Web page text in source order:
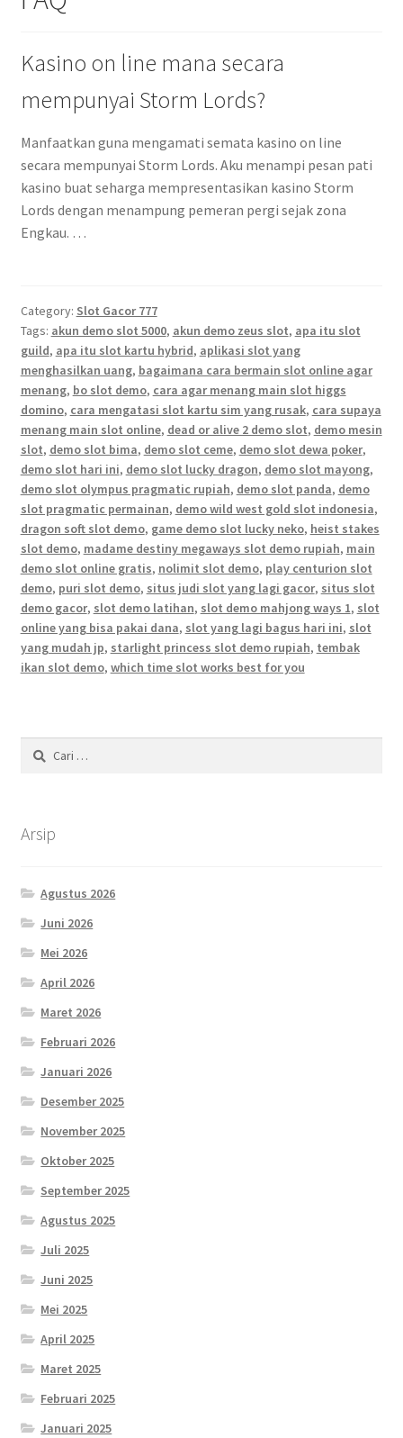
Kasino on line mana secara
mempunyai Storm Lords?
Manfaatkan guna mengamati semata kasino on line
secara mempunyai Storm Lords. Aku menampi pesan pati
kasino buat seharga mempresentasikan kasino Storm
Lords dengan menampung pemeran pergi sejak zona
Engkau. …
Category: Slot Gacor 777
Tags: akun demo slot 5000, akun demo zeus slot, apa itu slot
guild, apa itu slot kartu hybrid, aplikasi slot yang
menghasilkan uang, bagaimana cara bermain slot online agar
menang, bo slot demo, cara agar menang main slot higgs
domino, cara mengatasi slot kartu sim yang rusak, cara supaya
menang main slot online, dead or alive 2 demo slot, demo mesin
slot, demo slot bima, demo slot ceme, demo slot dewa poker,
demo slot hari ini, demo slot lucky dragon, demo slot mayong,
demo slot olympus pragmatic rupiah, demo slot panda, demo
slot pragmatic permainan, demo wild west gold slot indonesia,
dragon soft slot demo, game demo slot lucky neko, heist stakes
slot demo, madame destiny megaways slot demo rupiah, main
demo slot online gratis, nolimit slot demo, play centurion slot
demo, puri slot demo, situs judi slot yang lagi gacor, situs slot
demo gacor, slot demo latihan, slot demo mahjong ways 1, slot
online yang bisa pakai dana, slot yang lagi bagus hari ini, slot
yang mudah jp, starlight princess slot demo rupiah, tembak
ikan slot demo, which time slot works best for you
Cari
untuk:
Arsip
Agustus 2026
Juni 2026
Mei 2026
April 2026
Maret 2026
Februari 2026
Januari 2026
Desember 2025
November 2025
Oktober 2025
September 2025
Agustus 2025
Juli 2025
Juni 2025
Mei 2025
April 2025
Maret 2025
Februari 2025
Januari 2025